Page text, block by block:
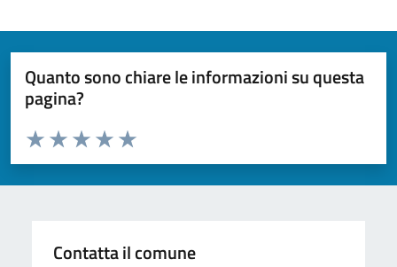
Quanto sono chiare le informazioni su questa
pagina?
Valuta da 1 a 5 stelle la pagina
Valuta 5 stelle su 5
Valuta 4 stelle su 5
Valuta 3 stelle su 5
Valuta 2 stelle su 5
Valuta 1 stelle su 5
Contatta il comune